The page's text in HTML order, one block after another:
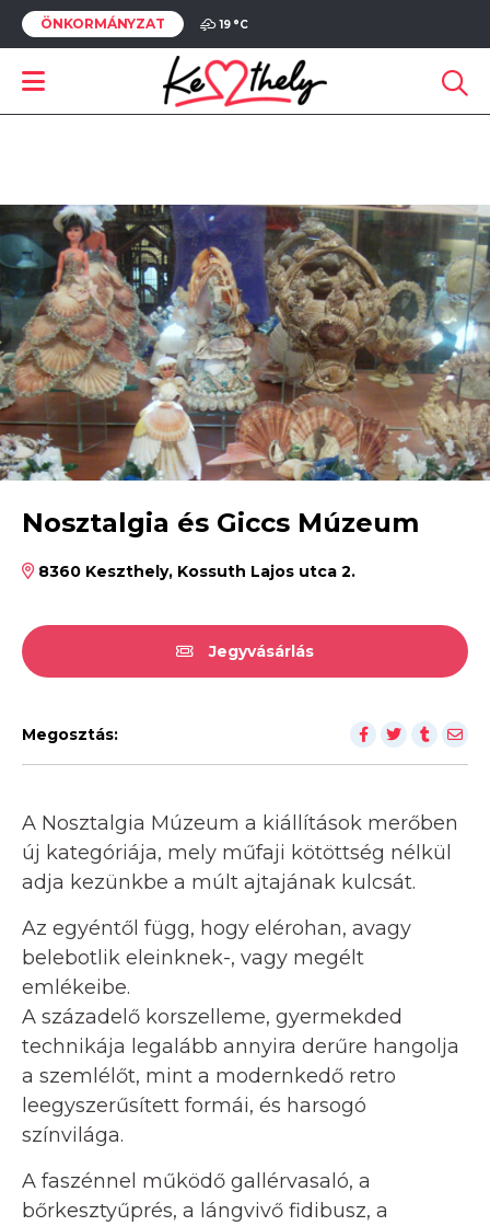
ÖNKORMÁNYZAT 19 °C
Nosztalgia és Giccs Múzeum
8360 Keszthely, Kossuth Lajos utca 2.
Jegyvásárlás
Megosztás:
A Nosztalgia Múzeum a kiállítások merőben
új kategóriája, mely műfaji kötöttség nélkül
adja kezünkbe a múlt ajtajának kulcsát.
Az egyéntől függ, hogy elérohan, avagy
belebotlik eleinknek-, vagy megélt
emlékeibe.
A századelő korszelleme, gyermekded
technikája legalább annyira derűre hangolja
a szemlélőt, mint a modernkedő retro
leegyszerűsített formái, és harsogó
színvilága.
A faszénnel működő gallérvasaló, a
bőrkesztyűprés, a lángvivő fidibusz, a